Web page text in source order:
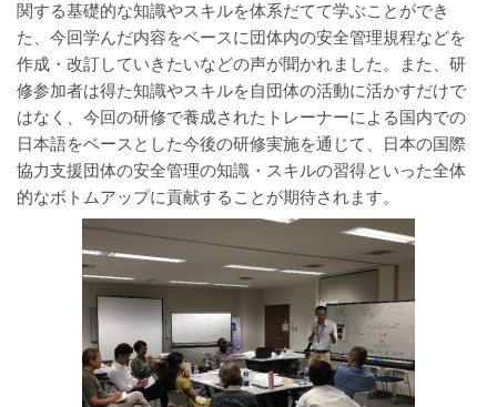
関する基礎的な知識やスキルを体系だてて学ぶことができ
た、今回学んだ内容をベースに団体内の安全管理規程などを
作成・改訂していきたいなどの声が聞かれました。また、研
修参加者は得た知識やスキルを自団体の活動に活かすだけで
はなく、今回の研修で養成されたトレーナーによる国内での
日本語をベースとした今後の研修実施を通じて、日本の国際
協力支援団体の安全管理の知識・スキルの習得といった全体
的なボトムアップに貢献することが期待されます。